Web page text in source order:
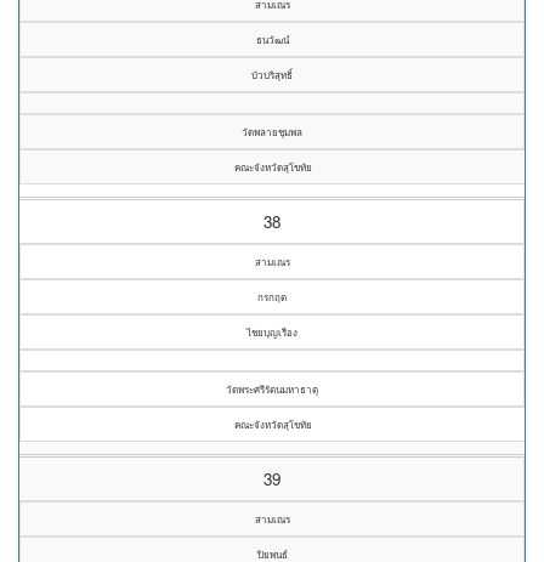
สามเณร
ธนวัฒน์
บัวบริสุทธิ์
วัดพลายชุมพล
คณะจังหวัดสุโขทัย
38
สามเณร
กรกฤต
ไชยบุญเรือง
วัดพระศรีรัตนมหาธาตุ
คณะจังหวัดสุโขทัย
39
สามเณร
ปิยพนธ์